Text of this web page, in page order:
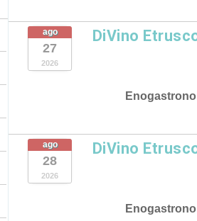
ago
27
2026
DiVino
ago
28
2026
DiVino